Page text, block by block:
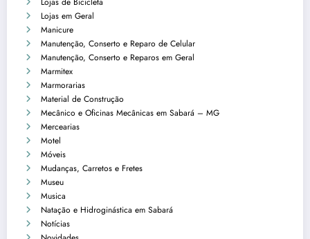
Lojas em Geral
Manicure
Manutenção, Conserto e Reparo de Celular
Manutenção, Conserto e Reparos em Geral
Marmitex
Marmorarias
Material de Construção
Mecânico e Oficinas Mecânicas em Sabará – MG
Mercearias
Motel
Móveis
Mudanças, Carretos e Fretes
Museu
Musica
Natação e Hidroginástica em Sabará
Notícias